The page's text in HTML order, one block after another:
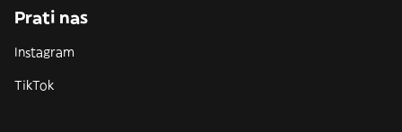
Prati nas
Instagram
TikTok